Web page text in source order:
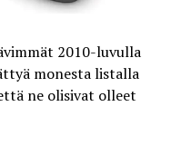
2010-luvulla
monesta listalla
ne olisivat olleet